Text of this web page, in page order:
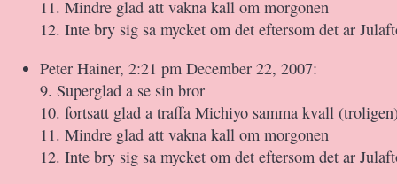
11. Mindre glad att vakna kall om morgonen
12. Inte bry sig sa mycket om det eftersom det ar
Peter Hainer, 2:21 pm December 22, 2007:
9. Superglad a se sin bror
10. fortsatt glad a traffa Michiyo samma kvall
11. Mindre glad att vakna kall om morgonen
12. Inte bry sig sa mycket om det eftersom det ar